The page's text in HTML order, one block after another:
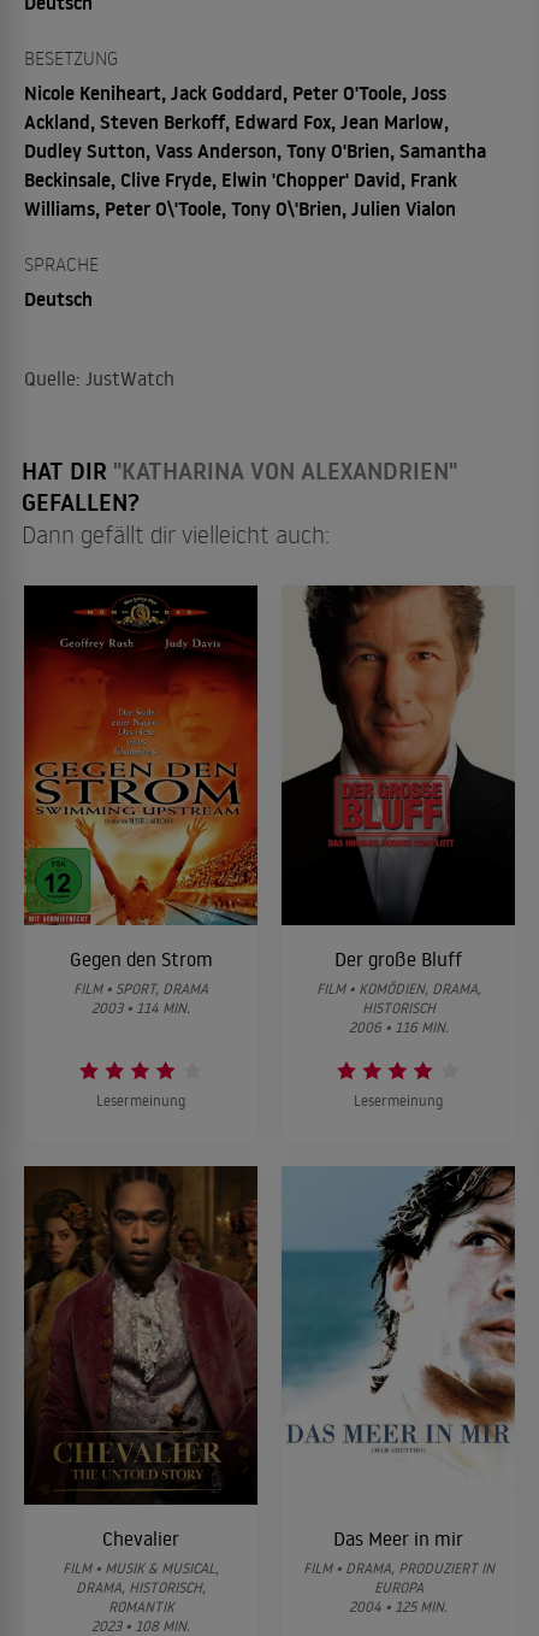
BESETZUNG
Nicole Keniheart, Jack Goddard, Peter O'Toole, Joss
Ackland, Steven Berkoff, Edward Fox, Jean Marlow,
Dudley Sutton, Vass Anderson, Tony O'Brien, Samantha
Beckinsale, Clive Fryde, Elwin 'Chopper' David, Frank
Williams, Peter O\'Toole, Tony O\'Brien, Julien Vialon
SPRACHE
Deutsch
Quelle: JustWatch
HAT DIR "KATHARINA VON ALEXANDRIEN"
GEFALLEN?
Dann gefällt dir vielleicht auch:
Gegen den Strom
FILM • SPORT, DRAMA
2003 • 114 MIN.
Lesermeinung
Der große Bluff
FILM • KOMÖDIEN, DRAMA,
HISTORISCH
2006 • 116 MIN.
Lesermeinung
Chevalier
FILM • MUSIK & MUSICAL,
DRAMA, HISTORISCH,
ROMANTIK
2023 • 108 MIN.
Das Meer in mir
FILM • DRAMA, PRODUZIERT IN
EUROPA
2004 • 125 MIN.